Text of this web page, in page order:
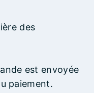
des
est envoyée
paiement.